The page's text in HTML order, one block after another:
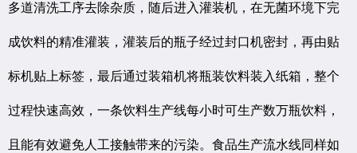
多道清洗工序去除杂质，随后进入灌装机，在无菌环境下完
成饮料的精准灌装，灌装后的瓶子经过封口机密封，再由贴
标机贴上标签，最后通过装箱机将瓶装饮料装入纸箱，整个
过程快速高效，一条饮料生产线每小时可生产数万瓶饮料，
且能有效避免人工接触带来的污染。食品生产流水线同样如